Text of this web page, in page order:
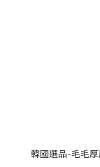
韓國選品-毛毛